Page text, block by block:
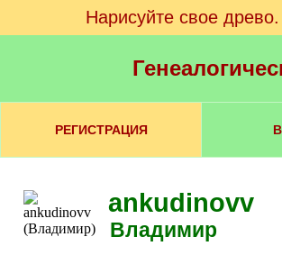
Нарисуйте свое
РЕГИСТРАЦИЯ
ankudinovv
Владимир